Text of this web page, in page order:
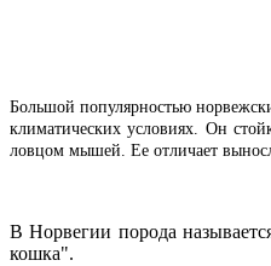
Большой популярностью
климатических условиях. Он
ловцом мышей. Ее отличает
В Норвегии порода
кошка".